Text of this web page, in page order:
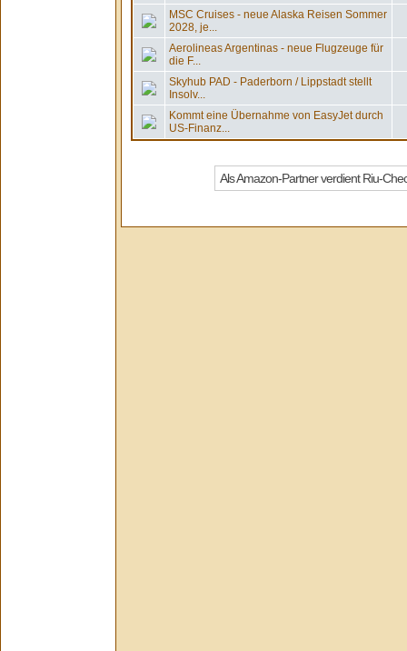
MSC Cruises - neue Alaska Reisen Sommer
2028, je...
Aerolineas Argentinas - neue Flugzeuge für
die F...
Skyhub PAD - Paderborn / Lippstadt stellt
Insolv...
Kommt eine Übernahme von EasyJet durch
US-Finanz...